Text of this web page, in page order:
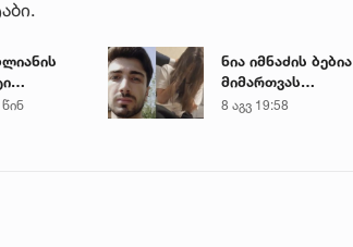
ნია იმნაძის ბებია
მიმართვას
ავრცელებს
8 აგვ 19:58